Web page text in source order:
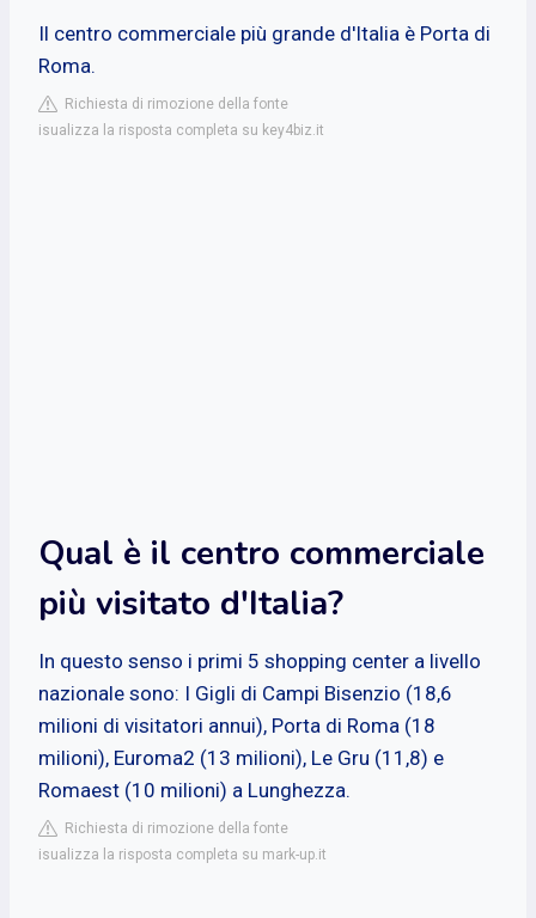
Il centro commerciale più grande d'Italia è Porta di
Roma.
Richiesta di rimozione della fonte
isualizza la risposta completa su key4biz.it
Qual è il centro commerciale
più visitato d'Italia?
In questo senso i primi 5 shopping center a livello
nazionale sono: I Gigli di Campi Bisenzio (18,6
milioni di visitatori annui), Porta di Roma (18
milioni), Euroma2 (13 milioni), Le Gru (11,8) e
Romaest (10 milioni) a Lunghezza.
Richiesta di rimozione della fonte
isualizza la risposta completa su mark-up.it